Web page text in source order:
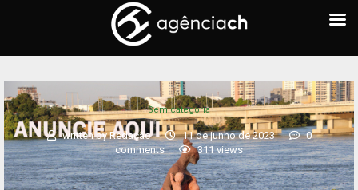
Sem categoria
written byRedação 11 de junho de 2023
0
comments
311views